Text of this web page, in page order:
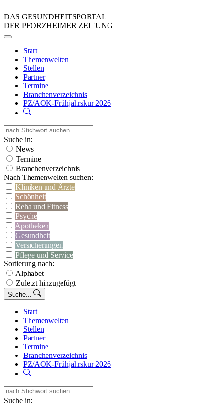
DAS GESUNDHEITSPORTAL
DER PFORZHEIMER ZEITUNG
Start
Themenwelten
Stellen
Partner
Termine
Branchenverzeichnis
PZ/AOK-Frühjahrskur 2026
Suche in:
News
Termine
Branchenverzeichnis
Nach Themenwelten suchen:
Kliniken und Ärzte
Schönheit
Reha und Fitness
Psyche
Apotheken
Gesundheit
Versicherungen
Pflege und Service
Sortierung nach:
Alphabet
Zuletzt hinzugefügt
Suche...
Start
Themenwelten
Stellen
Partner
Termine
Branchenverzeichnis
PZ/AOK-Frühjahrskur 2026
Suche in: